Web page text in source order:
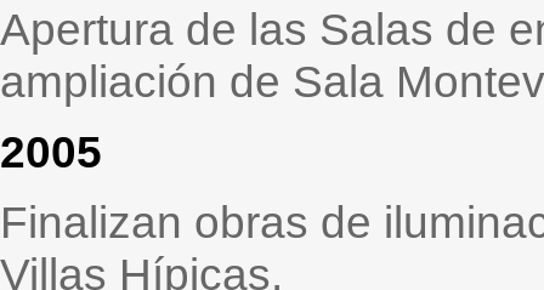
Apertura de las Salas de
ampliación de Sala
2005
Finalizan obras de
Villas Hípicas.